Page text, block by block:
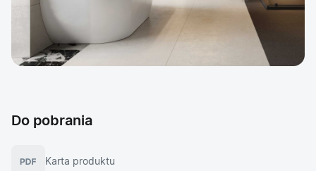
Do pobrania
Karta produktu